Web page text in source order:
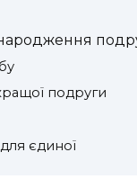
подруги
єдиної